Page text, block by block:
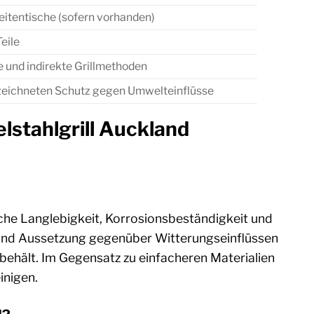
(sofern vorhanden)
und indirekte Grillmethoden
Schutz gegen Umwelteinflüsse
Auckland
Langlebigkeit, Korrosionsbeständigkeit und
Aussetzung gegenüber Witterungseinflüssen
Im Gegensatz zu einfacheren Materialien